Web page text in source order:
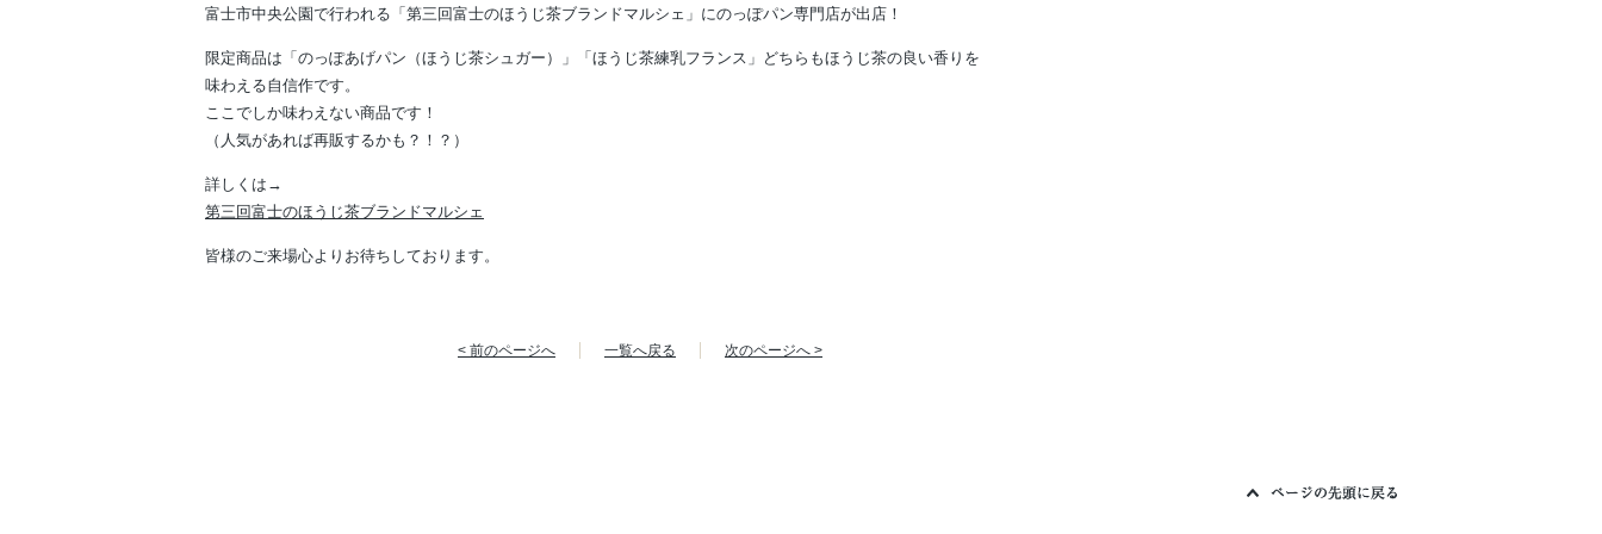
富士市中央公園で行われる「第三回富士のほうじ茶ブランドマルシェ」にのっぽパン専門店が出店！
限定商品は「のっぽあげパン（ほうじ茶シュガー）」「ほうじ茶練乳フランス」どちらもほうじ茶の良い香りを
味わえる自信作です。
ここでしか味わえない商品です！
（人気があれば再販するかも？！？）
詳しくは→
第三回富士のほうじ茶ブランドマルシェ
皆様のご来場心よりお待ちしております。
< 前のページへ 一覧へ戻る 次のページへ >